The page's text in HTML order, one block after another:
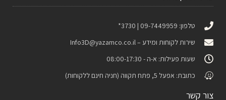
טלפון: 09-7449959 | 3730*
שירות לקוחות ומידע –Info3D@yazamco.co.il
שעות פעילות: א-ה - 08:00-17:30
כתובת: אפעל 5, פתח תקווה (חניה חינם ללקוחות)
צור קשר